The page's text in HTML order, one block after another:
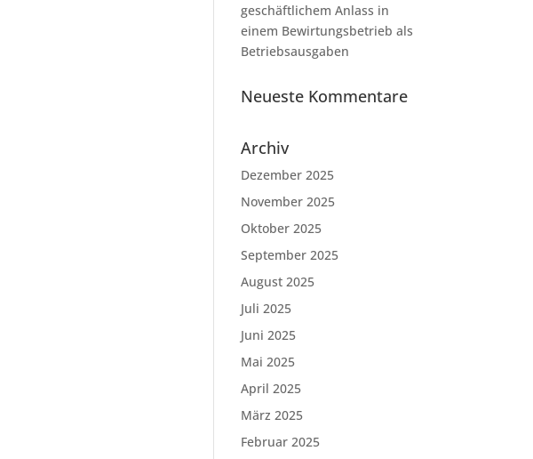
geschäftlichem Anlass in
einem Bewirtungsbetrieb als
Betriebsausgaben
Neueste Kommentare
Archiv
Dezember 2025
November 2025
Oktober 2025
September 2025
August 2025
Juli 2025
Juni 2025
Mai 2025
April 2025
März 2025
Februar 2025